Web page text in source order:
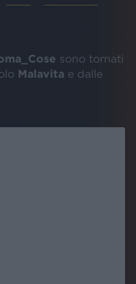
sono tornati
Malavita e dalle